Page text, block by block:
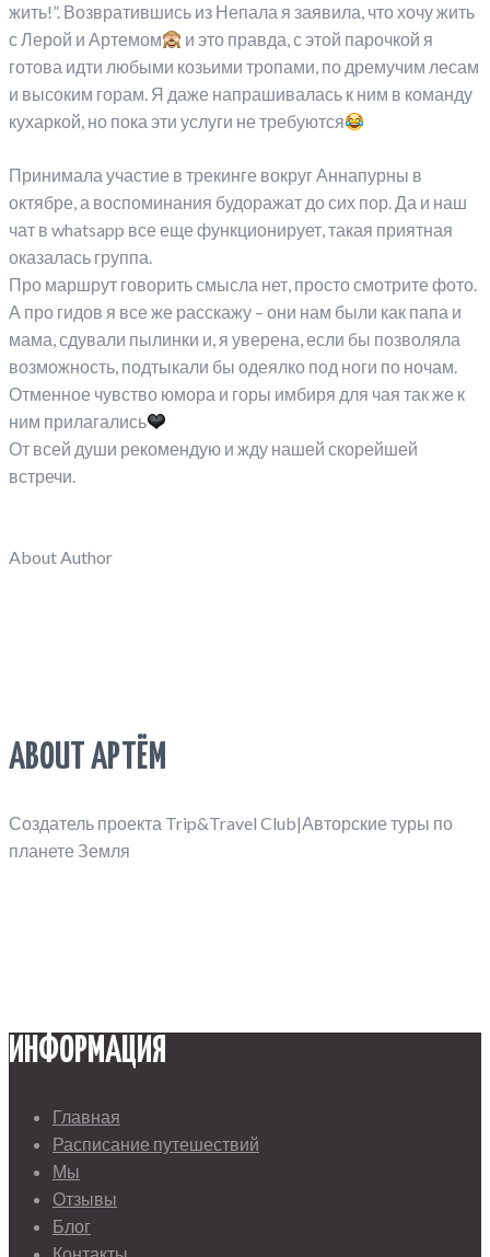
жить!”. Возвратившись из Непала я заявила, что хочу жить
с Лерой и Артемом
и это правда, с этой парочкой я
готова идти любыми козьими тропами, по дремучим лесам
и высоким горам. Я даже напрашивалась к ним в команду
кухаркой, но пока эти услуги не требуются
Принимала участие в трекинге вокруг Аннапурны в
октябре, а воспоминания будоражат до сих пор. Да и наш
чат в whatsapp все еще функционирует, такая приятная
оказалась группа.
Про маршрут говорить смысла нет, просто смотрите фото.
А про гидов я все же расскажу – они нам были как папа и
мама, сдували пылинки и, я уверена, если бы позволяла
возможность, подтыкали бы одеялко под ноги по ночам.
Отменное чувство юмора и горы имбиря для чая так же к
ним прилагались
От всей души рекомендую и жду нашей скорейшей
встречи.
About Author
ABOUT АРТЁМ
Создатель проекта Trip&Travel Club|Авторские туры по
планете Земля
ИНФОРМАЦИЯ
Главная
Расписание путешествий
Мы
Отзывы
Блог